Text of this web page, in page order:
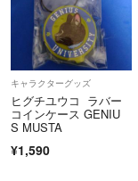
キャラクターグッズ
ヒグチユウコ ラバー
コインケース GENIU
S MUSTA
¥1,590